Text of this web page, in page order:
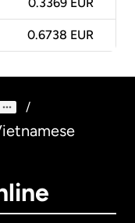
0.3369 EUR
0.6738 EUR
/